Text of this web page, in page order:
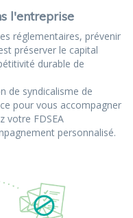
l'entreprise
réglementaires, prévenir
préserver le capital
durable de
de syndicalisme de
pour vous accompagner
votre FDSEA
personnalisé.